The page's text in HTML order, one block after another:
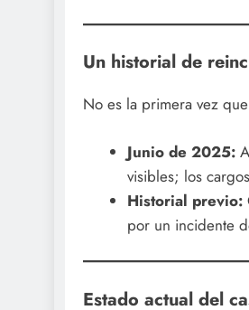
Un historial de
No es la primera vez
Junio de 2025:
visibles; los
Historial previo:
por un incidente
Estado actual del